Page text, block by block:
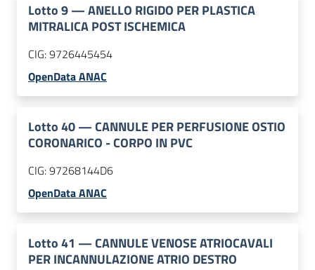
Lotto9—ANELLO RIGIDO PER PLASTICA
MITRALICA POST ISCHEMICA
CIG:9726445454
OpenData ANAC
Lotto40—CANNULE PER PERFUSIONE OSTIO
CORONARICO - CORPO IN PVC
CIG:97268144D6
OpenData ANAC
Lotto41 —CANNULE VENOSE ATRIOCAVALI
PER INCANNULAZIONE ATRIO DESTRO